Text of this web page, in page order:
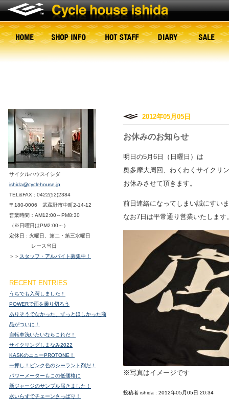
2012年05月05日
お休みのお知らせ
明日の5月6日（日曜日）は
奥多摩大周回、わくわくサイクリ
お休みさせて頂きます。
前日連絡になってしまい誠にすい
なお7日は平常通り営業いたします
※写真はイメージです
投稿者 ishida : 2012年05月05日 20:34
サイクルハウスイシダ
ishida@cyclehouse.jp
TEL&FAX : 0422(52)2384
〒180-0006 武蔵野市中町2-14-12
営業時間：AM12:00～PM8:30
（※日曜日はPM2:00～）
定休日 : 火曜日、第二・第三水曜日
レース当日
＞＞ スタッフ・アルバイト募集中！
RECENT ENTRIES
うちでも入荷しました！
POWERで雨を乗り切ろう
ありそうでなかった、ずっとほしかった商
品がついに！
自転車洗いたいならこれだ！
サイクリングしまなみ2022
KASKのニューPROTONE！
一押し！ピンク色のシーラント剤だ！
パワーメーターもこの低価格に
新ジャージのサンプル届きました！
水いらずでチェーンさっぱり！